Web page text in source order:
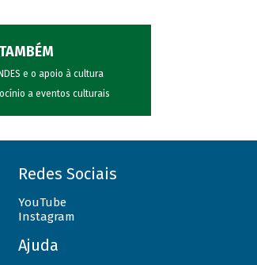
e o apoio à cultura
a eventos culturais
Redes Sociais
YouTube
Instagram
Ajuda